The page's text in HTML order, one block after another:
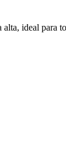
ideal para